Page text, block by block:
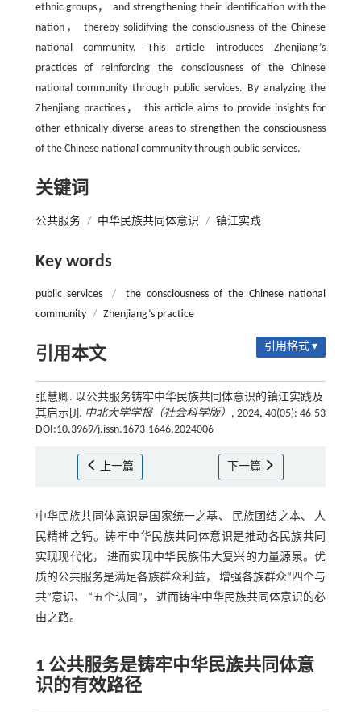
ethnic groups， and strengthening their identification with the
nation， thereby solidifying the consciousness of the Chinese
national community. This article introduces Zhenjiang’s
practices of reinforcing the consciousness of the Chinese
national community through public services. By analyzing the
Zhenjiang practices， this article aims to provide insights for
other ethnically diverse areas to strengthen the consciousness
of the Chinese national community through public services.
关键词
公共服务 / 中华民族共同体意识 / 镇江实践
Key words
public services /
the consciousness of the Chinese national
community / Zhenjiang’s practice
引用本文 引用格式 ▾
张慧卿. 以公共服务铸牢中华民族共同体意识的镇江实践及
其启示[J]. 中北大学学报（社会科学版） , 2024, 40(05): 46-53
DOI:10.3969/j.issn.1673-1646.2024006
上一篇 下一篇
中华民族共同体意识是国家统一之基、 民族团结之本、 人
民精神之钙。铸牢中华民族共同体意识是推动各民族共同
实现现代化， 进而实现中华民族伟大复兴的力量源泉。优
质的公共服务是满足各族群众利益， 增强各族群众“四个与
共”意识、 “五个认同”， 进而铸牢中华民族共同体意识的必
由之路。
1 公共服务是铸牢中华民族共同体意
识的有效路径